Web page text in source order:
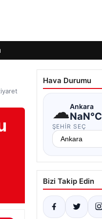
Hava Durumu
☁Ankara
NaN°C
ŞEHIR SEÇ
Bizi Takip Edin